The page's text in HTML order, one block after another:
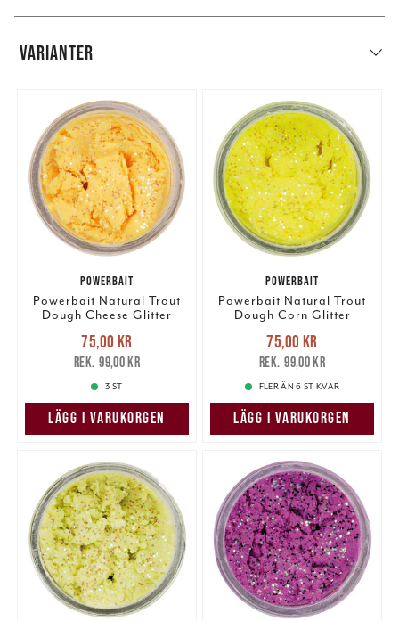
VARIANTER
POWERBAIT
Powerbait Natural Trout
Dough Cheese Glitter
Nuvarande pris
75,00 krTidigare pris
99,00 kr
75,00 kr
99,00 kr
3 ST
LÄGG I VARUKORGEN
POWERBAIT
Powerbait Natural Trout
Dough Corn Glitter
Nuvarande pris
75,00 krTidigare pris
99,00 kr
75,00 kr
99,00 kr
FLER ÄN 6 ST KVAR
LÄGG I VARUKORGEN